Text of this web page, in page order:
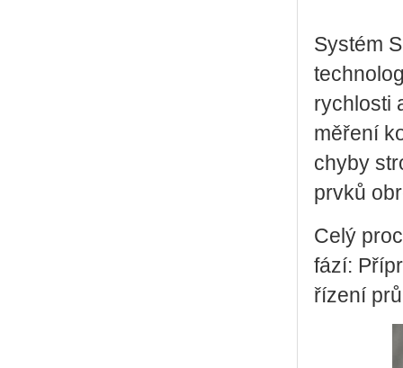
Systém
rychlosti
měření
chyby
prvků
Celý
fází:
řízení